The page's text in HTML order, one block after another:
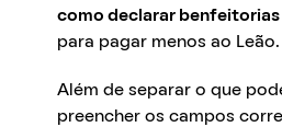
como declarar benfeitorias
para pagar menos ao Leão.
Além de separar o que
preencher os campos